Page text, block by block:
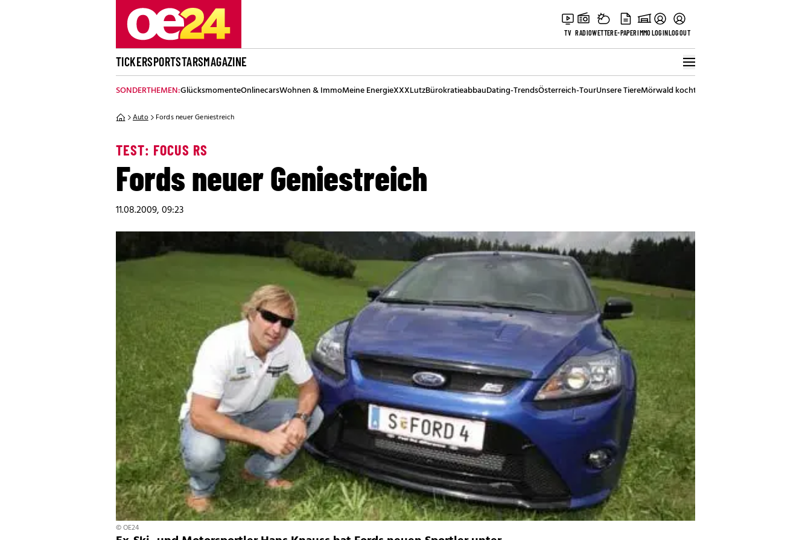
TV RADIOWETTERE-PAPERIMMOLOGINLOGOUT
TICKERSPORTSTARSMAGAZINE
SONDERTHEMEN:GlücksmomenteOnlinecarsWohnen & ImmoMeine EnergieXXXLutzBürokratieabbauDating-TrendsÖsterreich-TourUnsere TiereMörwald kocht
Auto Fords neuer Geniestreich
TEST: FOCUS RS
Fords neuer Geniestreich
11.08.2009, 09:23
© OE24